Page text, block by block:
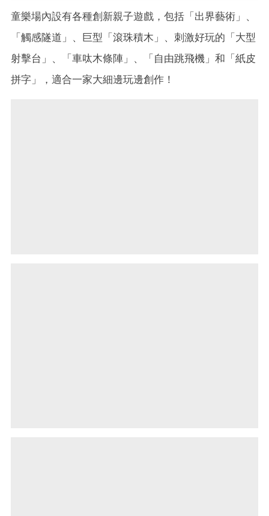
童樂場內設有各種創新親子遊戲，包括「出界藝術」、
「觸感隧道」、巨型「滾珠積木」、刺激好玩的「大型
射擊台」、「車呔木條陣」、「自由跳飛機」和「紙皮
拼字」，適合一家大細邊玩邊創作！